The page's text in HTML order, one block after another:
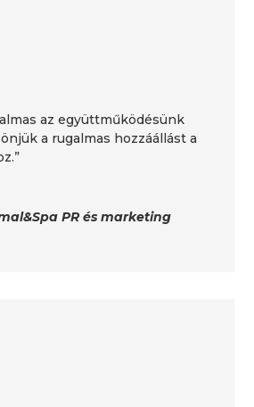
az együttműködésünk
a rugalmas hozzáállást a
PR és marketing